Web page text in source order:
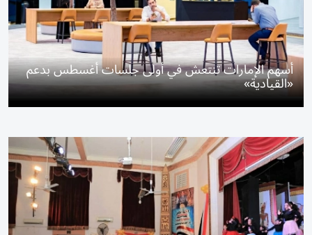
أسهم الإمارات تنتعش في أولى جلسات أغسطس بدعم
«القيادية»